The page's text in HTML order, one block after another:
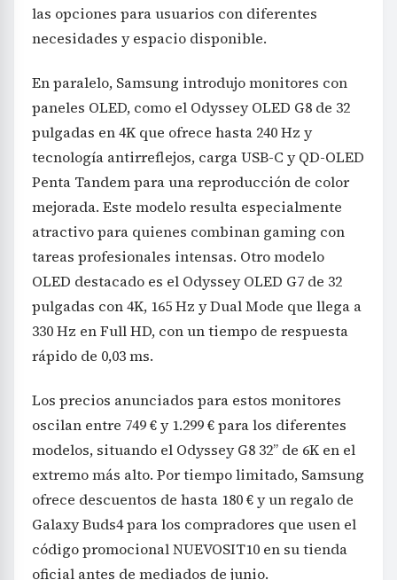
las opciones para usuarios con diferentes
necesidades y espacio disponible.
En paralelo, Samsung introdujo monitores con
paneles OLED, como el Odyssey OLED G8 de 32
pulgadas en 4K que ofrece hasta 240 Hz y
tecnología antirreflejos, carga USB-C y QD-OLED
Penta Tandem para una reproducción de color
mejorada. Este modelo resulta especialmente
atractivo para quienes combinan gaming con
tareas profesionales intensas. Otro modelo
OLED destacado es el Odyssey OLED G7 de 32
pulgadas con 4K, 165 Hz y Dual Mode que llega a
330 Hz en Full HD, con un tiempo de respuesta
rápido de 0,03 ms.
Los precios anunciados para estos monitores
oscilan entre 749 € y 1.299 € para los diferentes
modelos, situando el Odyssey G8 32” de 6K en el
extremo más alto. Por tiempo limitado, Samsung
ofrece descuentos de hasta 180 € y un regalo de
Galaxy Buds4 para los compradores que usen el
código promocional NUEVOSIT10 en su tienda
oficial antes de mediados de junio.